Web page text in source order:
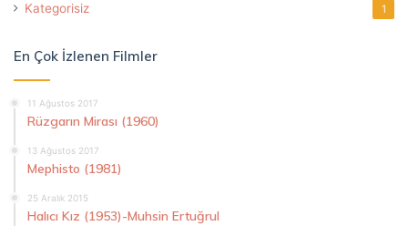
Kategorisiz 1
En Çok İzlenen Filmler
11 Ağustos 2017
Rüzgarın Mirası (1960)
13 Ağustos 2017
Mephisto (1981)
25 Aralık 2015
Halıcı Kız (1953)-Muhsin Ertuğrul